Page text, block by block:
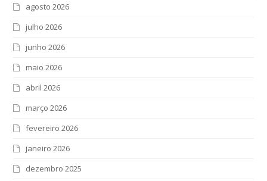
agosto 2026
julho 2026
junho 2026
maio 2026
abril 2026
março 2026
fevereiro 2026
janeiro 2026
dezembro 2025